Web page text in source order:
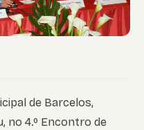
de Barcelos,
no 4.º Encontro de